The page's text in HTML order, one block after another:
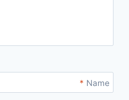
Name
*